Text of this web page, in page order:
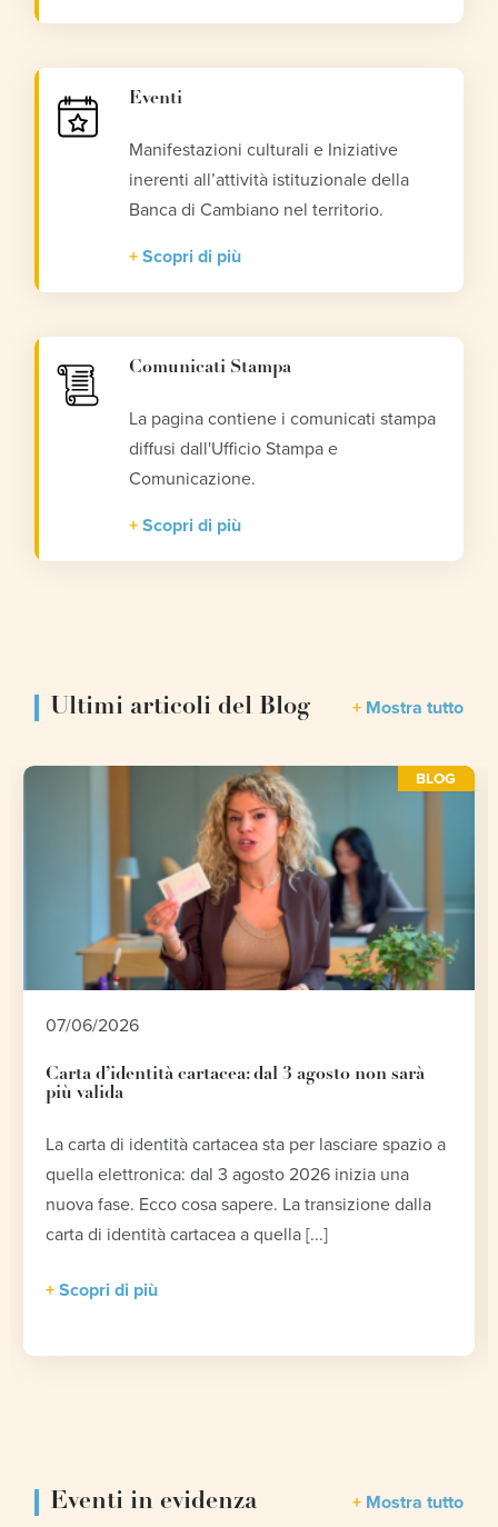
Eventi
Manifestazioni culturali e Iniziative
inerenti all’attività istituzionale della
Banca di Cambiano nel territorio.
Scopri di più
Comunicati Stampa
La pagina contiene i comunicati stampa
diffusi dall'Ufficio Stampa e
Comunicazione.
Scopri di più
Ultimi articoli del Blog Mostra tutto
BLOG
07/06/2026
Carta d’identità cartacea: dal 3 agosto non sarà
più valida
La carta di identità cartacea sta per lasciare spazio a
quella elettronica: dal 3 agosto 2026 inizia una
nuova fase. Ecco cosa sapere. La transizione dalla
carta di identità cartacea a quella [...]
Scopri di più
Eventi in evidenza Mostra tutto